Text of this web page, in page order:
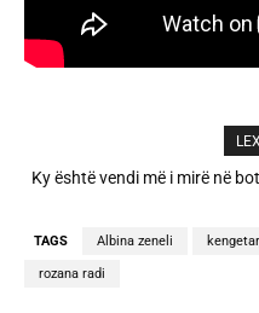
A është prishur miqësia mes
TAGS Albina zeneli
rozana radi